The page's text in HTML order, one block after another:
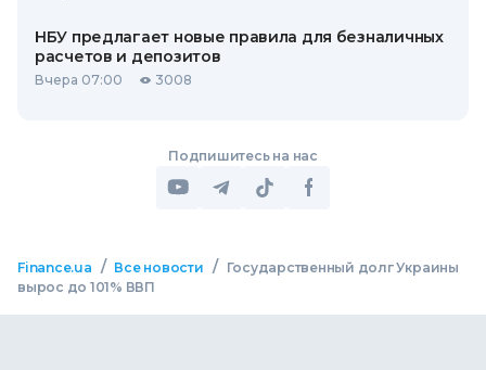
НБУ предлагает новые правила для безналичных
расчетов и депозитов
Вчера 07:00 3008
Подпишитесь на нас
Finance.ua / Все новости /
Государственный долг Украины
вырос до 101% ВВП